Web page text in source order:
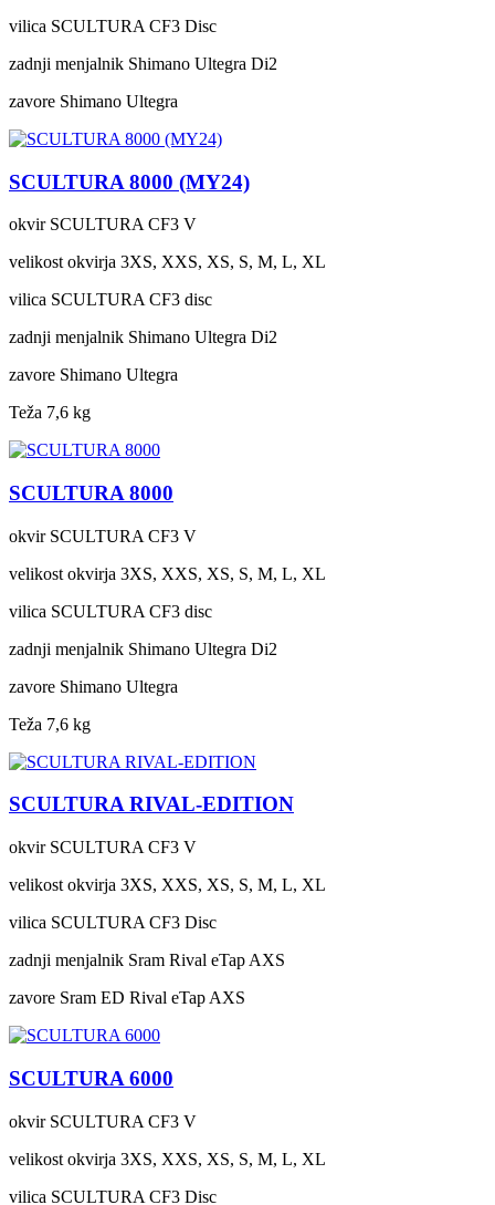
vilica SCULTURA CF3 Disc
zadnji menjalnik Shimano Ultegra Di2
zavore Shimano Ultegra
SCULTURA 8000 (MY24)
okvir SCULTURA CF3 V
velikost okvirja 3XS, XXS, XS, S, M, L, XL
vilica SCULTURA CF3 disc
zadnji menjalnik Shimano Ultegra Di2
zavore Shimano Ultegra
Teža 7,6 kg
SCULTURA 8000
okvir SCULTURA CF3 V
velikost okvirja 3XS, XXS, XS, S, M, L, XL
vilica SCULTURA CF3 disc
zadnji menjalnik Shimano Ultegra Di2
zavore Shimano Ultegra
Teža 7,6 kg
SCULTURA RIVAL-EDITION
okvir SCULTURA CF3 V
velikost okvirja 3XS, XXS, XS, S, M, L, XL
vilica SCULTURA CF3 Disc
zadnji menjalnik Sram Rival eTap AXS
zavore Sram ED Rival eTap AXS
SCULTURA 6000
okvir SCULTURA CF3 V
velikost okvirja 3XS, XXS, XS, S, M, L, XL
vilica SCULTURA CF3 Disc